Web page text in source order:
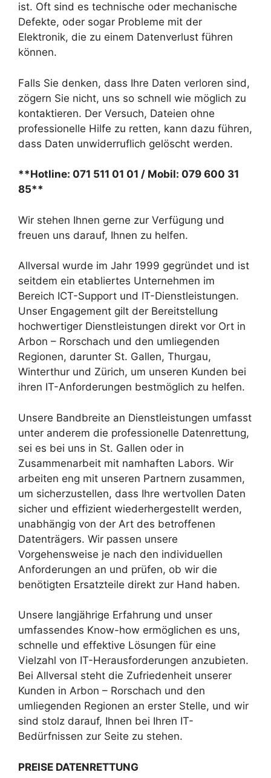
ist. Oft sind es technische oder mechanische
Defekte, oder sogar Probleme mit der
Elektronik, die zu einem Datenverlust führen
können.
Falls Sie denken, dass Ihre Daten verloren sind,
zögern Sie nicht, uns so schnell wie möglich zu
kontaktieren. Der Versuch, Dateien ohne
professionelle Hilfe zu retten, kann dazu führen,
dass Daten unwiderruflich gelöscht werden.
**Hotline: 071 511 01 01 / Mobil: 079 600 31
85**
Wir stehen Ihnen gerne zur Verfügung und
freuen uns darauf, Ihnen zu helfen.
Allversal wurde im Jahr 1999 gegründet und ist
seitdem ein etabliertes Unternehmen im
Bereich ICT-Support und IT-Dienstleistungen.
Unser Engagement gilt der Bereitstellung
hochwertiger Dienstleistungen direkt vor Ort in
Arbon – Rorschach und den umliegenden
Regionen, darunter St. Gallen, Thurgau,
Winterthur und Zürich, um unseren Kunden bei
ihren IT-Anforderungen bestmöglich zu helfen.
Unsere Bandbreite an Dienstleistungen umfasst
unter anderem die professionelle Datenrettung,
sei es bei uns in St. Gallen oder in
Zusammenarbeit mit namhaften Labors. Wir
arbeiten eng mit unseren Partnern zusammen,
um sicherzustellen, dass Ihre wertvollen Daten
sicher und effizient wiederhergestellt werden,
unabhängig von der Art des betroffenen
Datenträgers. Wir passen unsere
Vorgehensweise je nach den individuellen
Anforderungen an und prüfen, ob wir die
benötigten Ersatzteile direkt zur Hand haben.
Unsere langjährige Erfahrung und unser
umfassendes Know-how ermöglichen es uns,
schnelle und effektive Lösungen für eine
Vielzahl von IT-Herausforderungen anzubieten.
Bei Allversal steht die Zufriedenheit unserer
Kunden in Arbon – Rorschach und den
umliegenden Regionen an erster Stelle, und wir
sind stolz darauf, Ihnen bei Ihren IT-
Bedürfnissen zur Seite zu stehen.
PREISE DATENRETTUNG